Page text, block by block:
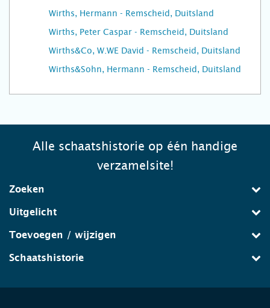
Wirths, Hermann - Remscheid, Duitsland
Wirths, Peter Caspar - Remscheid, Duitsland
Wirths&Co, W.WE David - Remscheid, Duitsland
Wirths&Sohn, Hermann - Remscheid, Duitsland
Alle schaatshistorie op één handige
verzamelsite!
Zoeken
Uitgelicht
Toevoegen / wijzigen
Schaatshistorie